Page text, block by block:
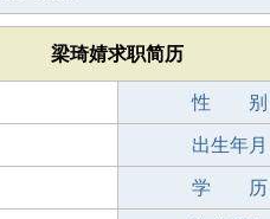
梁琦婧求职简历
性 别
出生年月
学 历